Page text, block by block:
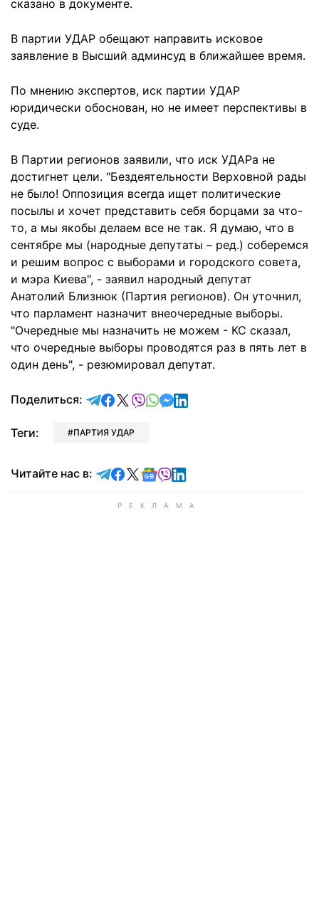
сказано в документе.
В партии УДАР обещают направить исковое
заявление в Высший админсуд в ближайшее время.
По мнению экспертов, иск партии УДАР
юридически обоснован, но не имеет перспективы в
суде.
В Партии регионов заявили, что иск УДАРа не
достигнет цели. "Бездеятельности Верховной рады
не было! Оппозиция всегда ищет политические
посылы и хочет представить себя борцами за что-
то, а мы якобы делаем все не так. Я думаю, что в
сентябре мы (народные депутаты – ред.) соберемся
и решим вопрос с выборами и городского совета,
и мэра Киева", - заявил народный депутат
Анатолий Близнюк (Партия регионов). Он уточнил,
что парламент назначит внеочередные выборы.
"Очередные мы назначить не можем - КС сказал,
что очередные выборы проводятся раз в пять лет в
один день", - резюмировал депутат.
Поделиться: отправить в Telegram
поделиться в Facebook
поделиться в X
отправить в Viber
отправить в Whatsapp
отправить в Messenger
отправить в LinkedIn
Теги: ПАРТИЯ УДАР
Читайте нас в: Читайте в Telegram
Читайте в Facebook
Читайте в X
Читайте в Google news
Читайте в Viber
Читайте в LinkedIn